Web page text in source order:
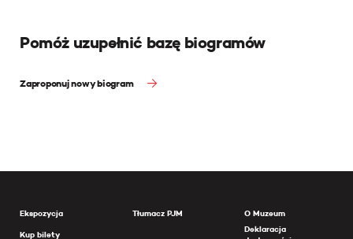
Pomóż uzupełnić bazę biogramów
Zaproponuj nowy biogram
Ekspozycja
Kup bilety
Tłumacz PJM
O Muzeum
Deklaracja